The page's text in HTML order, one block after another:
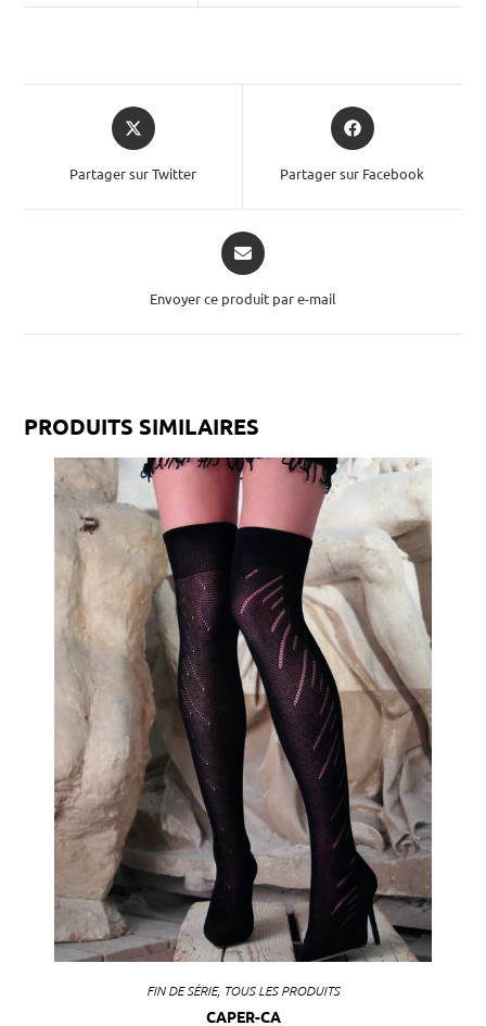
Partager sur Twitter Partager sur Facebook
Envoyer ce produit par e-mail
PRODUITS SIMILAIRES
FIN DE SÉRIE, TOUS LES PRODUITS
CAPER-CA